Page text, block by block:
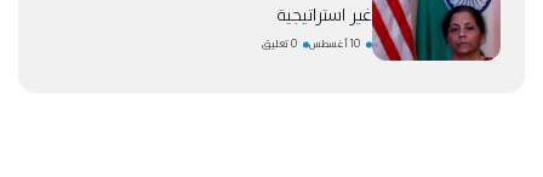
غير استراتيجية
10 أغسطس 0 تعليق